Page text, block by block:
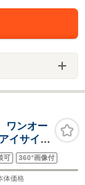
ンオー
イサイ
ンサ
シスト
可 360°画像付
体価格